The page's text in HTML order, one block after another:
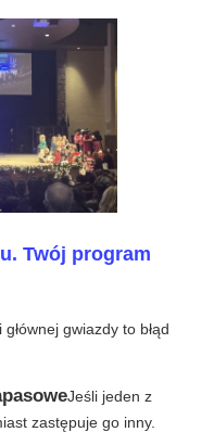
Twój program
gwiazdy to błąd
Jeśli jeden z
zastępuje go inny.